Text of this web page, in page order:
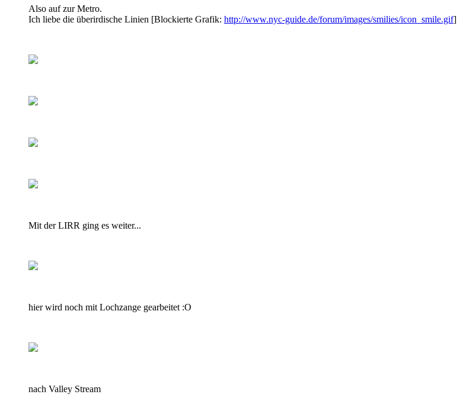
Also auf zur Metro.
Ich liebe die überirdische Linien [Blockierte Grafik: http://www.nyc-guide.de/forum/images/smilies/icon_smile.gif]
Mit der LIRR ging es weiter...
hier wird noch mit Lochzange gearbeitet :O
nach Valley Stream